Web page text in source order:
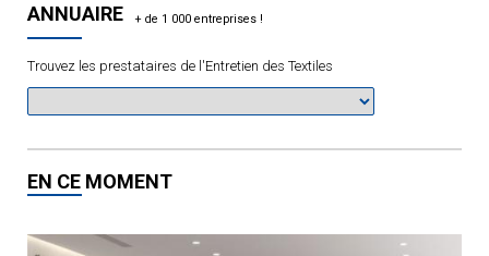
ANNUAIRE
Trouvez les prestataires de l'Entretien des Textiles
EN CE MOMENT